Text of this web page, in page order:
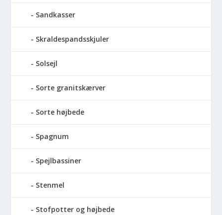
Sandkasser
Skraldespandsskjuler
Solsejl
Sorte granitskærver
Sorte højbede
Spagnum
Spejlbassiner
Stenmel
Stofpotter og højbede